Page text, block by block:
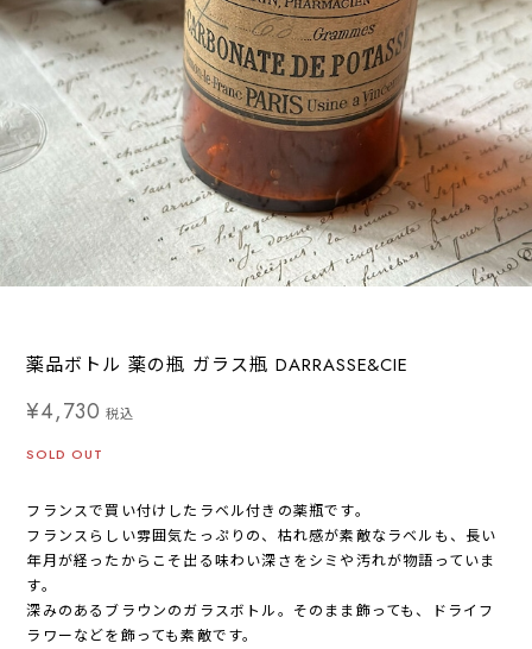
薬品ボトル 薬の瓶 ガラス瓶 DARRASSE&CIE
¥4,730 税込
SOLD OUT
フランスで買い付けしたラベル付きの薬瓶です。
フランスらしい雰囲気たっぷりの、枯れ感が素敵なラベルも、長い
年月が経ったからこそ出る味わい深さをシミや汚れが物語っていま
す。
深みのあるブラウンのガラスボトル。そのまま飾っても、ドライフ
ラワーなどを飾っても素敵です。